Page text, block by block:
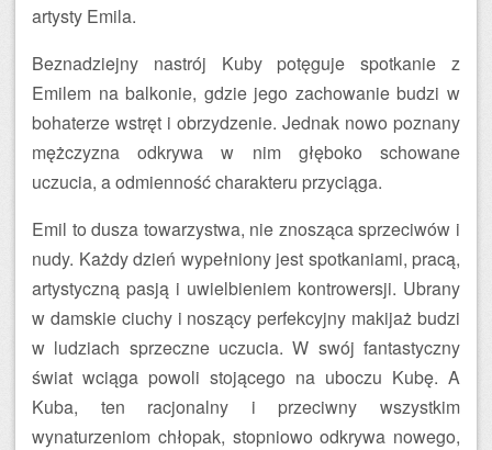
artysty Emila.
Beznadziejny nastrój Kuby potęguje spotkanie z
Emilem na balkonie, gdzie jego zachowanie budzi w
bohaterze wstręt i obrzydzenie. Jednak nowo poznany
mężczyzna odkrywa w nim głęboko schowane
uczucia, a odmienność charakteru przyciąga.
Emil to dusza towarzystwa, nie znosząca sprzeciwów i
nudy. Każdy dzień wypełniony jest spotkaniami, pracą,
artystyczną pasją i uwielbieniem kontrowersji. Ubrany
w damskie ciuchy i noszący perfekcyjny makijaż budzi
w ludziach sprzeczne uczucia. W swój fantastyczny
świat wciąga powoli stojącego na uboczu Kubę. A
Kuba, ten racjonalny i przeciwny wszystkim
wynaturzeniom chłopak, stopniowo odkrywa nowego,